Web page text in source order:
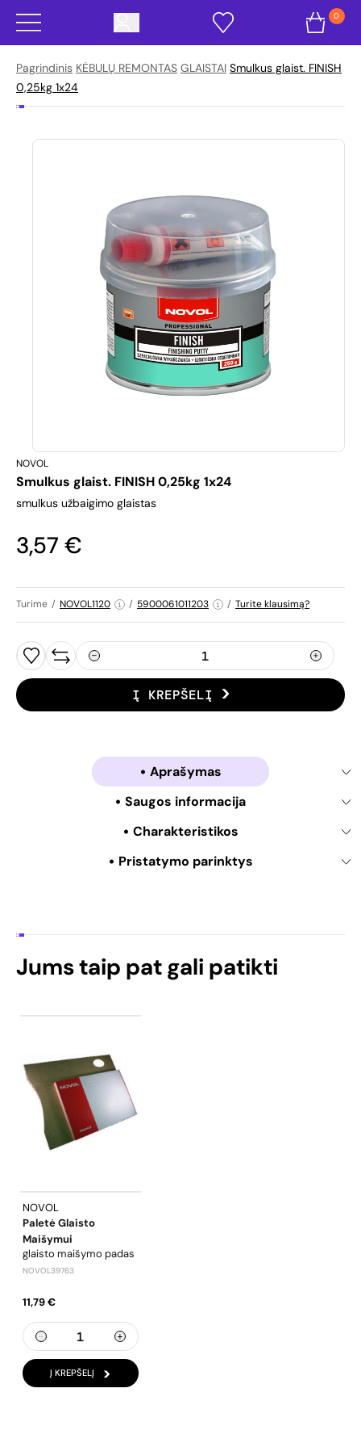
0
Pagrindinis KĖBULŲ REMONTAS GLAISTAI Smulkus glaist. FINISH
0,25kg 1x24
NOVOL
Smulkus glaist. FINISH 0,25kg 1x24
smulkus užbaigimo glaistas
3,57 €
Turime / NOVOL1120 / 5900061011203 / Turite klausimą?
Į KREPŠELĮ
Aprašymas
Saugos informacija
Charakteristikos
Pristatymo parinktys
Jums taip pat gali patikti
NOVOL
Paletė Glaisto
Maišymui
glaisto maišymo padas
NOVOL39763
11,79 €
Į KREPŠELĮ